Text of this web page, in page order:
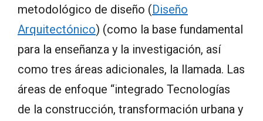
metodológico de diseño (Diseño
Arquitectónico) (como la base fundamental
para la enseñanza y la investigación, así
como tres áreas adicionales, la llamada. Las
áreas de enfoque “integrado Tecnologías
de la construcción, transformación urbana y